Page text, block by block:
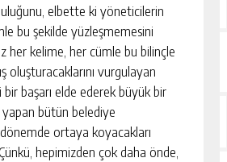
elbette ki yöneticilerin
bu şekilde yüzleşmemesini
her kelime, her cümle bu bilinçle
oluşturacaklarını vurgulayan
başarı elde ederek büyük bir
bütün belediye
ortaya koyacakları
hepimizden çok daha önde,